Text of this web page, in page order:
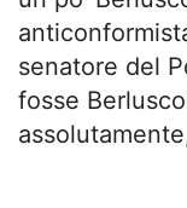
senatore del
fosse